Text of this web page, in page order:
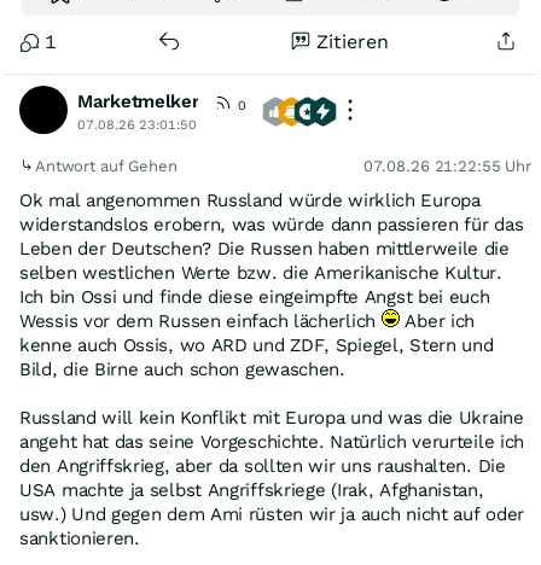
1 Zitieren
Marketmelker
0
07.08.26 23:01:50
Antwort auf Gehen 07.08.26 21:22:55 Uhr
Ok mal angenommen Russland würde wirklich Europa
widerstandslos erobern, was würde dann passieren für das
Leben der Deutschen? Die Russen haben mittlerweile die
selben westlichen Werte bzw. die Amerikanische Kultur.
Ich bin Ossi und finde diese eingeimpfte Angst bei euch
Wessis vor dem Russen einfach lächerlich
Aber ich
kenne auch Ossis, wo ARD und ZDF, Spiegel, Stern und
Bild, die Birne auch schon gewaschen.
Russland will kein Konflikt mit Europa und was die Ukraine
angeht hat das seine Vorgeschichte. Natürlich verurteile ich
den Angriffskrieg, aber da sollten wir uns raushalten. Die
USA machte ja selbst Angriffskriege (Irak, Afghanistan,
usw.) Und gegen dem Ami rüsten wir ja auch nicht auf oder
sanktionieren.